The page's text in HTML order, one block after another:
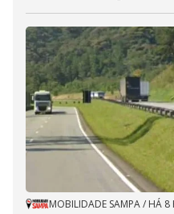
MOBILIDADE SAMPA/ HÁ 8